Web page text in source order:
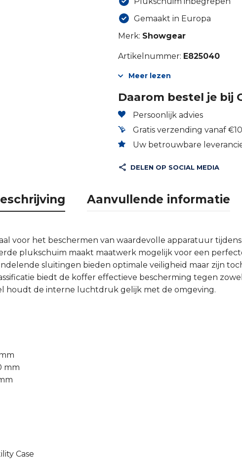
Gemaakt in Europa
Merk: Showgear
Artikelnummer: E825040
Meer lezen
Daarom bestel je bij
Persoonlijk advies
Gratis verzending vanaf
Uw betrouwbare
DELEN OP SOCIAL MEDIA
Aanvullende informatie
voor het beschermen van waardevolle apparatuur
plukschuim maakt maatwerk mogelijk voor een
sluitingen bieden optimale veiligheid maar zijn
biedt de koffer effectieve bescherming tegen
houdt de interne luchtdruk gelijk met de omgeving.
mm
Case